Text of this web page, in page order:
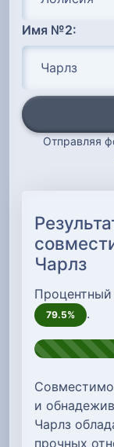
Имя №2:
Отправляя
Чарлз
Процентный
79.5% .
и
Чарлз
прочных